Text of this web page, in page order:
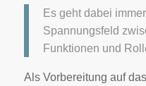
Es geht dabei
Spannungsfeld
Funktionen und
Als Vorbereitung auf